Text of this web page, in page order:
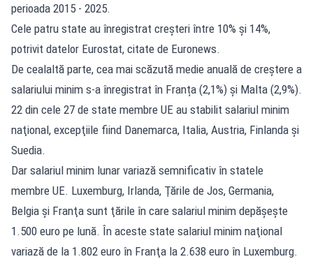
perioada 2015 - 2025.
Cele patru state au înregistrat creșteri între 10% și 14%,
potrivit datelor Eurostat, citate de Euronews.
De cealaltă parte, cea mai scăzută medie anuală de creștere a
salariului minim s-a înregistrat în Franța (2,1%) şi Malta (2,9%).
22 din cele 27 de state membre UE au stabilit salariul minim
naţional, excepţiile fiind Danemarca, Italia, Austria, Finlanda şi
Suedia.
Dar salariul minim lunar variază semnificativ în statele
membre UE. Luxemburg, Irlanda, Ţările de Jos, Germania,
Belgia şi Franţa sunt ţările în care salariul minim depăşeşte
1.500 euro pe lună. În aceste state salariul minim naţional
variază de la 1.802 euro în Franţa la 2.638 euro în Luxemburg.